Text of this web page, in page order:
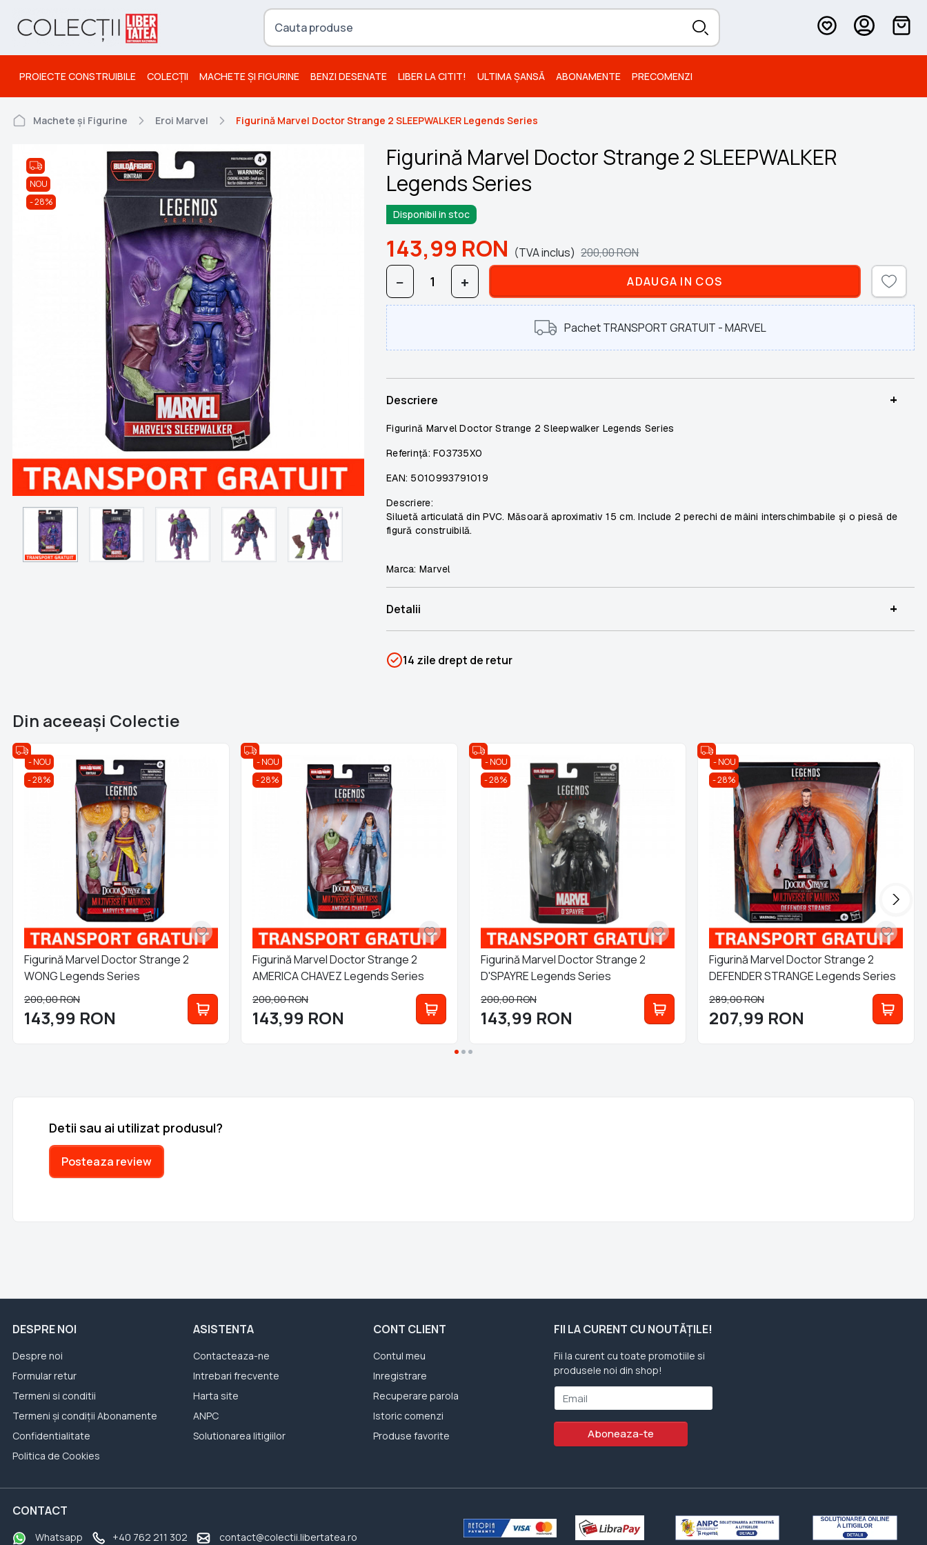
PROIECTE CONSTRUIBILE COLECȚII MACHETE ȘI FIGURINE BENZI DESENATE LIBER LA CITIT! ULTIMA ȘANSĂ ABONAMENTE PRECOMENZI
Machete și Figurine Eroi Marvel Figurină Marvel Doctor Strange 2 SLEEPWALKER Legends Series
NOU
28%
Figurină Marvel Doctor Strange 2 SLEEPWALKER
Legends Series
Disponibil in stoc
143,99 RON (TVA inclus) 200,00RON
Pachet TRANSPORT GRATUIT - MARVEL
− + ADAUGA IN COS
Descriere +
Figurină Marvel Doctor Strange 2 Sleepwalker Legends Series
Referință: F03735X0
EAN: 5010993791019
Descriere:
Siluetă articulată din PVC. Măsoară aproximativ 15 cm. Include 2 perechi de mâini interschimbabile și o piesă de
figură construibilă.
Marca: Marvel
Detalii +
Categorii
Eroi Marvel
14 zile drept de retur
Din aceeaşi Colectie
NOU
28%
Figurină Marvel Doctor Strange 2
WONG Legends Series
143,99 RON
200,00RON
NOU
28%
Figurină Marvel Doctor Strange 2
AMERICA CHAVEZ Legends Series
143,99 RON
200,00RON
NOU
28%
Figurină Marvel Doctor Strange 2
D'SPAYRE Legends Series
143,99 RON
200,00RON
NOU
28%
Figurină Marvel Doctor Strange 2
DEFENDER STRANGE Legends Series
207,99 RON
289,00RON
Detii sau ai utilizat produsul?
Posteaza review
DESPRE NOI
Despre noi
Formular retur
Termeni si conditii
Termeni și condiții Abonamente
Confidentialitate
Politica de Cookies
ASISTENTA
Contacteaza-ne
Intrebari frecvente
Harta site
ANPC
Solutionarea litigiilor
CONT CLIENT
Contul meu
Inregistrare
Recuperare parola
Istoric comenzi
Produse favorite
FII LA CURENT CU NOUTĂȚILE!
Fii la curent cu toate promotiile si
produsele noi din shop!
Email
Aboneaza-te
CONTACT
Whatsapp +40 762 211 302 contact@colectii.libertatea.ro